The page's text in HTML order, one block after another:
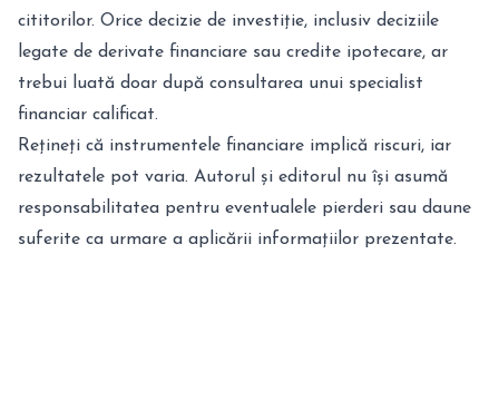
cititorilor. Orice decizie de investiție, inclusiv deciziile
legate de derivate financiare sau credite ipotecare, ar
trebui luată doar după consultarea unui specialist
financiar calificat.
Rețineți că instrumentele financiare implică riscuri, iar
rezultatele pot varia. Autorul și editorul nu își asumă
responsabilitatea pentru eventualele pierderi sau daune
suferite ca urmare a aplicării informațiilor prezentate.